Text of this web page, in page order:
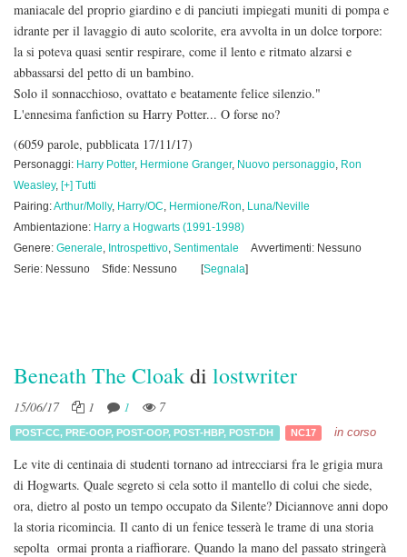
maniacale del proprio giardino e di panciuti impiegati muniti di pompa e
idrante per il lavaggio di auto scolorite, era avvolta in un dolce torpore:
la si poteva quasi sentir respirare, come il lento e ritmato alzarsi e
abbassarsi del petto di un bambino.
Solo il sonnacchioso, ovattato e beatamente felice silenzio."
L'ennesima fanfiction su Harry Potter... O forse no?
(6059 parole, pubblicata 17/11/17)
Personaggi: Harry Potter, Hermione Granger, Nuovo personaggio, Ron
Weasley, [+] Tutti
Pairing:Arthur/Molly, Harry/OC, Hermione/Ron, Luna/Neville
Ambientazione: Harry a Hogwarts (1991-1998)
Genere: Generale, Introspettivo, Sentimentale
Avvertimenti: Nessuno
Serie: Nessuno
Sfide: Nessuno [Segnala]
Beneath The Cloakdi lostwriter
15/06/17 1 1 7
POST-CC,PRE-OOP,POST-OOP,POST-HBP,POST-DH NC17 in corso
Le vite di centinaia di studenti tornano ad intrecciarsi fra le grigia mura
di Hogwarts. Quale segreto si cela sotto il mantello di colui che siede,
ora, dietro al posto un tempo occupato da Silente? Diciannove anni dopo
la storia ricomincia. Il canto di un fenice tesserà le trame di una storia
sepolta ormai pronta a riaffiorare. Quando la mano del passato stringerà